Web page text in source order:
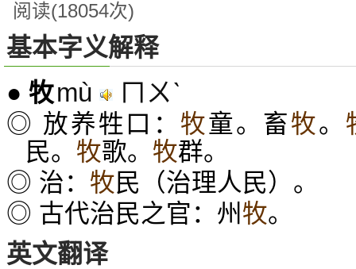
阅读(18054次)
基本字义解释
● 牧mù ㄇㄨˋ
◎ 放养牲口： 牧童。畜牧。
民。 牧歌。 牧群。
◎ 治： 牧民（治理人民）。
◎ 古代治民之官：州 牧。
英文翻译